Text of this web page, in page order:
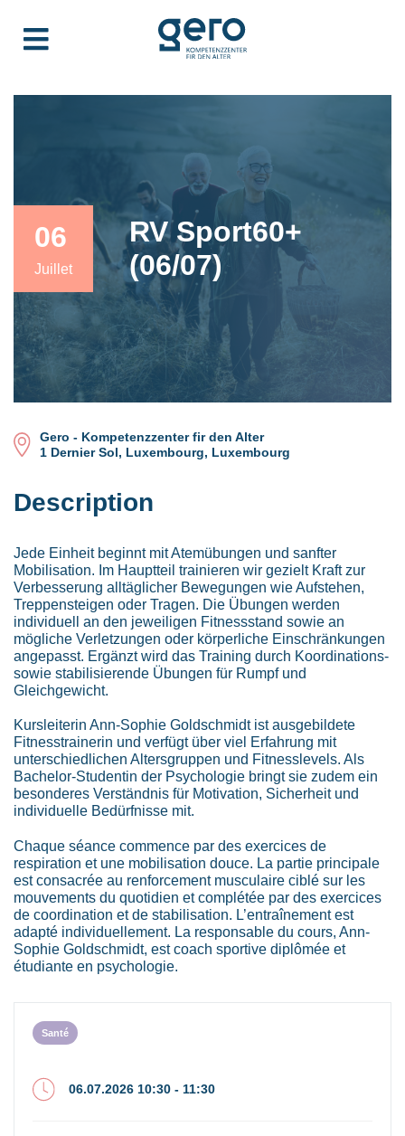
06
Juillet
RV Sport60+
(06/07)
Gero - Kompetenzzenter fir den Alter
1 Dernier Sol, Luxembourg, Luxembourg
Description
Jede Einheit beginnt mit Atemübungen und sanfter
Mobilisation. Im Hauptteil trainieren wir gezielt Kraft zur
Verbesserung alltäglicher Bewegungen wie Aufstehen,
Treppensteigen oder Tragen. Die Übungen werden
individuell an den jeweiligen Fitnessstand sowie an
mögliche Verletzungen oder körperliche Einschränkungen
angepasst. Ergänzt wird das Training durch Koordinations-
sowie stabilisierende Übungen für Rumpf und
Gleichgewicht.
Kursleiterin Ann-Sophie Goldschmidt ist ausgebildete
Fitnesstrainerin und verfügt über viel Erfahrung mit
unterschiedlichen Altersgruppen und Fitnesslevels. Als
Bachelor-Studentin der Psychologie bringt sie zudem ein
besonderes Verständnis für Motivation, Sicherheit und
individuelle Bedürfnisse mit.
Chaque séance commence par des exercices de
respiration et une mobilisation douce. La partie principale
est consacrée au renforcement musculaire ciblé sur les
mouvements du quotidien et complétée par des exercices
de coordination et de stabilisation. L’entraînement est
adapté individuellement. La responsable du cours, Ann-
Sophie Goldschmidt, est coach sportive diplômée et
étudiante en psychologie.
Santé
06.07.2026 10:30 - 11:30